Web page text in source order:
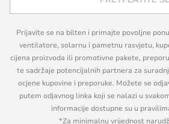
Prijavite se na bilten i primajte povoljne
ventilatore, solarnu i pametnu rasvjetu,
cijena proizvoda ili promotivne pakete,
te sadržaje potencijalnih partnera za
ocjene kupovine i preporuke. Možete se
putem odjavnog linka koji se nalazi u
informacije dostupne su u
*Za minimalnu vrijednost